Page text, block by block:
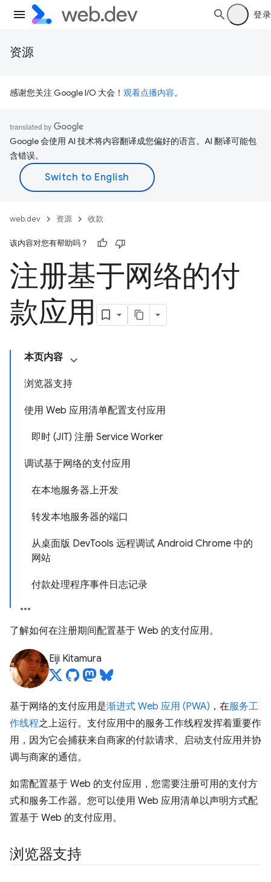
登录
资源
感谢您关注 Google I/O 大会！ 观看点播内容。
Google 会使用 AI 技术将内容翻译成您偏好的语言。AI 翻译可能包
含错误。
web.dev 资源 收款
该内容对您有帮助吗？
注册基于网络的付
款应用
本页内容
浏览器支持
使用 Web 应用清单配置支付应用
即时 (JIT) 注册 Service Worker
调试基于网络的支付应用
在本地服务器上开发
转发本地服务器的端口
从桌面版 DevTools 远程调试 Android Chrome 中的
网站
付款处理程序事件日志记录
了解如何在注册期间配置基于 Web 的支付应用。
Eiji Kitamura
基于网络的支付应用是渐进式 Web 应用 (PWA) ，在服务工
作线程之上运行。支付应用中的服务工作线程发挥着重要作
用，因为它会捕获来自商家的付款请求、启动支付应用并协
调与商家的通信。
如需配置基于 Web 的支付应用，您需要注册可用的支付方
式和服务工作器。您可以使用 Web 应用清单以声明方式配
置基于 Web 的支付应用。
浏览器支持